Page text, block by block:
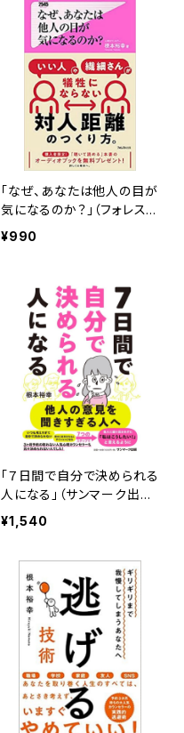
「なぜ、あなたは他人の目が
気になるのか？」（フォレスト
出版）
¥990
「７日間で自分で決められる
人になる」（サンマーク出
版）
¥1,540